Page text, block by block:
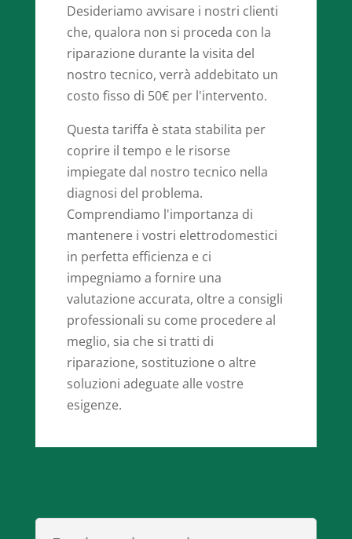
Desideriamo avvisare i nostri clienti
che, qualora non si proceda con la
riparazione durante la visita del
nostro tecnico, verrà addebitato un
costo fisso di 50€ per l'intervento.
Questa tariffa è stata stabilita per
coprire il tempo e le risorse
impiegate dal nostro tecnico nella
diagnosi del problema.
Comprendiamo l'importanza di
mantenere i vostri elettrodomestici
in perfetta efficienza e ci
impegniamo a fornire una
valutazione accurata, oltre a consigli
professionali su come procedere al
meglio, sia che si tratti di
riparazione, sostituzione o altre
soluzioni adeguate alle vostre
esigenze.